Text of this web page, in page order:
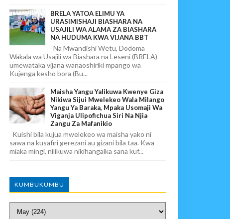
BRELA YATOA ELIMU YA
URASIMISHAJI BIASHARA NA
USAJILI WA ALAMA ZA BIASHARA
NA HUDUMA KWA VIJANA BBT
Na Mwandishi Wetu, Dodoma
Wakala wa Usajili wa Biashara na Leseni (BRELA)
umewataka vijana wanaoshiriki mpango wa
Kujenga kesho bora (Bu...
Maisha Yangu Yalikuwa Kwenye Giza
Nikiwa Sijui Mwelekeo Wala Milango
Yangu Ya Baraka, Mpaka Usomaji Wa
Viganja Ulipofichua Siri Na Njia
Zangu Za Mafanikio
Kuishi bila kujua mwelekeo wa maisha yako ni
sawa na kusafiri gerezani au gizani bila taa. Kwa
miaka mingi, nilikuwa nikihangaika sana kuf...
KUMBUKUMBU